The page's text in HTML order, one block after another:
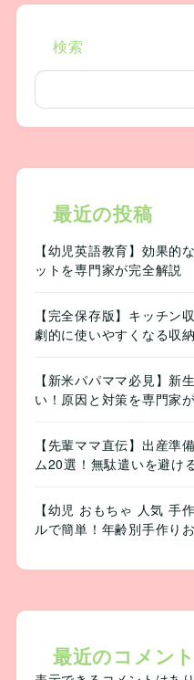
検索
最近の投稿
【幼児英語教育】効果的
ットを専門家が完全解説
【完全保存版】キッチン
劇的に使いやすくなる収
【新米パパママ必見】新
い！原因と対策を専門家
【先輩ママ直伝】出産準
ム20選！無駄遣いを避け
【幼児 おもちゃ 人気 手
ルで簡単！年齢別手作り
最近のコメント